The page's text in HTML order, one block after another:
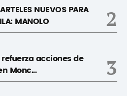
NUEVOS PARA
MANOLO
2
acciones de
Monc...
3